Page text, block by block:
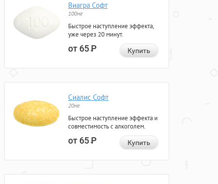
Виагра Софт
100мг
Быстрое наступление эффекта,
уже через 20 минут.
от 65Р Купить
Сиалис Софт
20мг
Быстрое наступление эффекта и
совместимость с алкоголем.
от 65Р Купить